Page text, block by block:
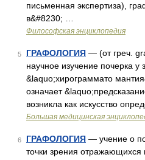
письменная экспертиза),
в&#8230; …
Философская энциклопедия
5 ГРАФОЛОГИЯ — (от греч.
научное изучение почерка
&laquo;хирограммато
означает
возникла как искусство
Большая медицинская
6 ГРАФОЛОГИЯ — учение о
точки зрения отражающихся